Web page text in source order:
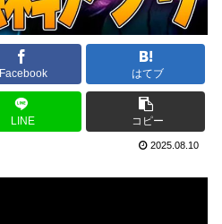
Facebook はてブ
LINE コピー
2025.08.10